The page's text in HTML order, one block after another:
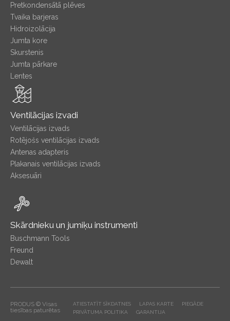
Pretkondensātā plēves
Tvaika barjeras
Hidroizolācija
Jumta kore
Skurstenis
Jumta pārkare
Lentes
Ventilācijas izvadi
Ventilācijas izvads
Rotējošs ventilācijas izvads
Antenas adapteris
Plakanais ventilācijas izvads
Aksesuāri
Skārdnieku un jumiķu instrumenti
Buschmann Tools
Freund
Dewalt
PRODUS © Visas
tiesības paturētas
ATIESTATĪT SĪKDATNES LAPAS KARTE
PIEGĀDE
PRIVĀTUMA POLITIKA
GARANTIJA